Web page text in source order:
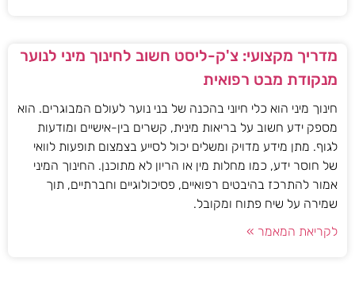
מדריך מקצועי: צ'ק-ליסט חשוב לחינוך מיני לנוער
מנקודת מבט רפואית
חינוך מיני הוא כלי חיוני בהכנה של בני נוער לעולם המבוגרים. הוא
מספק ידע חשוב על בריאות מינית, קשרים בין-אישיים ומודעות
לגוף. מתן מידע מדויק ומשלים יכול לסייע בצמצום תופעות לוואי
של חוסר ידע, כמו מחלות מין או הריון לא מתוכנן. החינוך המיני
אמור להתרכז בהיבטים רפואיים, פסיכולוגיים וחברתיים, תוך
שמירה על שיח פתוח ומקובל.
לקריאת המאמר »